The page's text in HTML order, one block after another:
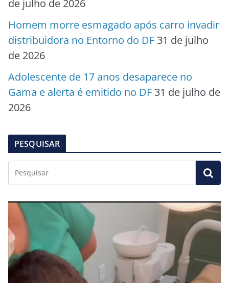
de julho de 2026
Homem morre esmagado após carro invadir
distribuidora no Entorno do DF 31 de julho
de 2026
Adolescente de 17 anos desaparece no
Gama e alerta é emitido no DF 31 de julho de
2026
PESQUISAR